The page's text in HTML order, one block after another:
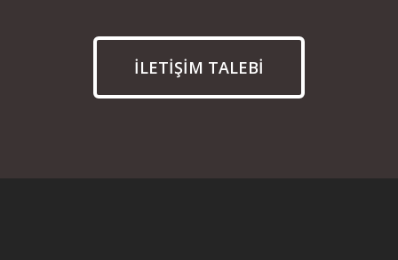
İLETİŞİM TALEBİ